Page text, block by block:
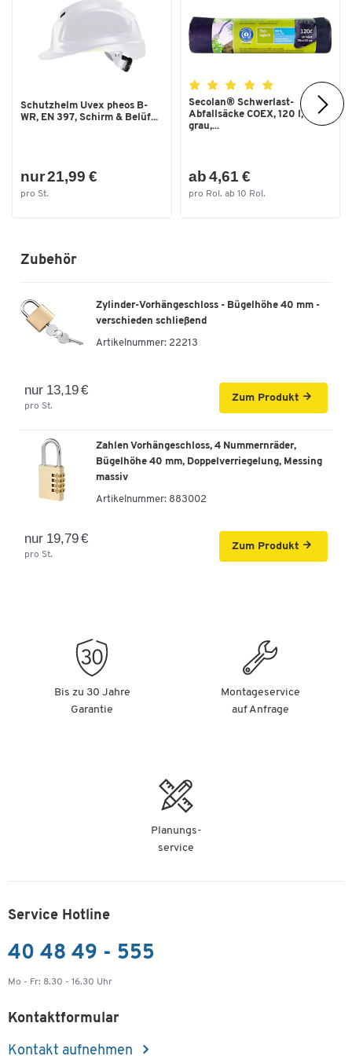
Schutzhelm Uvex pheos B-
WR, EN 397, Schirm & Belüf...
nur 21,99 €
pro St.
Secolan® Schwerlast-
Abfallsäcke COEX, 120 l,
grau,...
ab 4,61 €
pro Rol. ab 10 Rol.
Zubehör
Zylinder-Vorhängeschloss - Bügelhöhe 40 mm -
verschieden schließend
Artikelnummer: 22213
nur 13,19 €
pro St.
Zum Produkt
Zahlen Vorhängeschloss, 4 Nummernräder,
Bügelhöhe 40 mm, Doppelverriegelung, Messing
massiv
Artikelnummer: 883002
nur 19,79 €
pro St.
Zum Produkt
Bis zu 30 Jahre
Garantie
Montageservice
auf Anfrage
Planungs-
service
Service Hotline
40 48 49 - 555
Mo - Fr: 8.30 - 16.30 Uhr
Kontaktformular
Kontakt aufnehmen